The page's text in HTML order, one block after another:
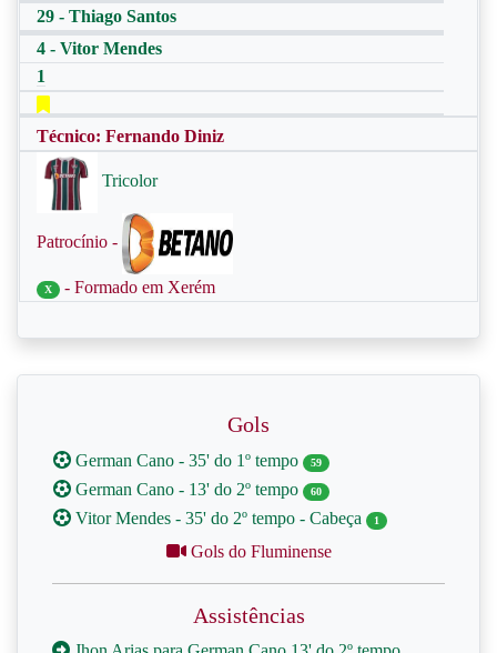
29 - Thiago Santos
4 - Vitor Mendes
1
Técnico: Fernando Diniz
Tricolor
Patrocínio -
X - Formado em Xerém
Gols
German Cano - 35' do 1º tempo 59
German Cano - 13' do 2º tempo 60
Vitor Mendes - 35' do 2º tempo - Cabeça 1
Gols do Fluminense
Assistências